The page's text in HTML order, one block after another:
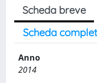
Scheda breve
Scheda
Anno
2014